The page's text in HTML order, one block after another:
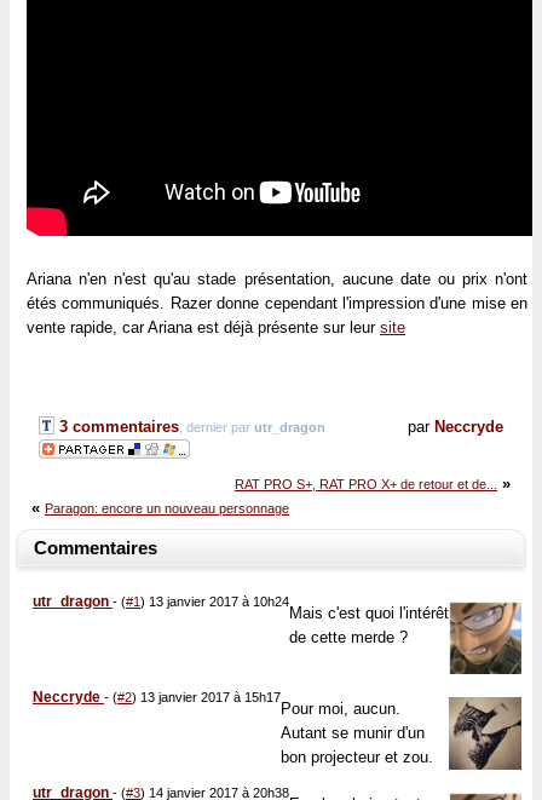
Ariana n'en n'est qu'au stade présentation, aucune date ou prix n'ont
étés communiqués. Razer donne cependant l'impression d'une mise en
vente rapide, car Ariana est déjà présente sur leur site
par Neccryde
3 commentaires , dernier par utr_dragon
RAT PRO S+, RAT PRO X+ de retour et de...
»
« Paragon: encore un nouveau personnage
Commentaires
utr_dragon - (#1) 13 janvier 2017 à 10h24
Mais c'est quoi l'intérêt
de cette merde ?
Neccryde - (#2) 13 janvier 2017 à 15h17
Pour moi, aucun.
Autant se munir d'un
bon projecteur et zou.
utr_dragon - (#3) 14 janvier 2017 à 20h38